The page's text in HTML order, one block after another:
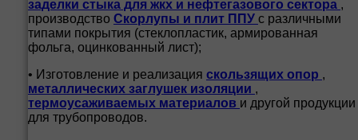
заделки стыка для жкх и нефтегазового сектора ,
производство Скорлупы и плит ППУ с различными
типами покрытия (стеклопластик, армированная
фольга, оцинкованный лист);
• Изготовление и реализация скользящих опор ,
металлических заглушек изоляции ,
термоусаживаемых материалов и другой продукции
для трубопроводов.